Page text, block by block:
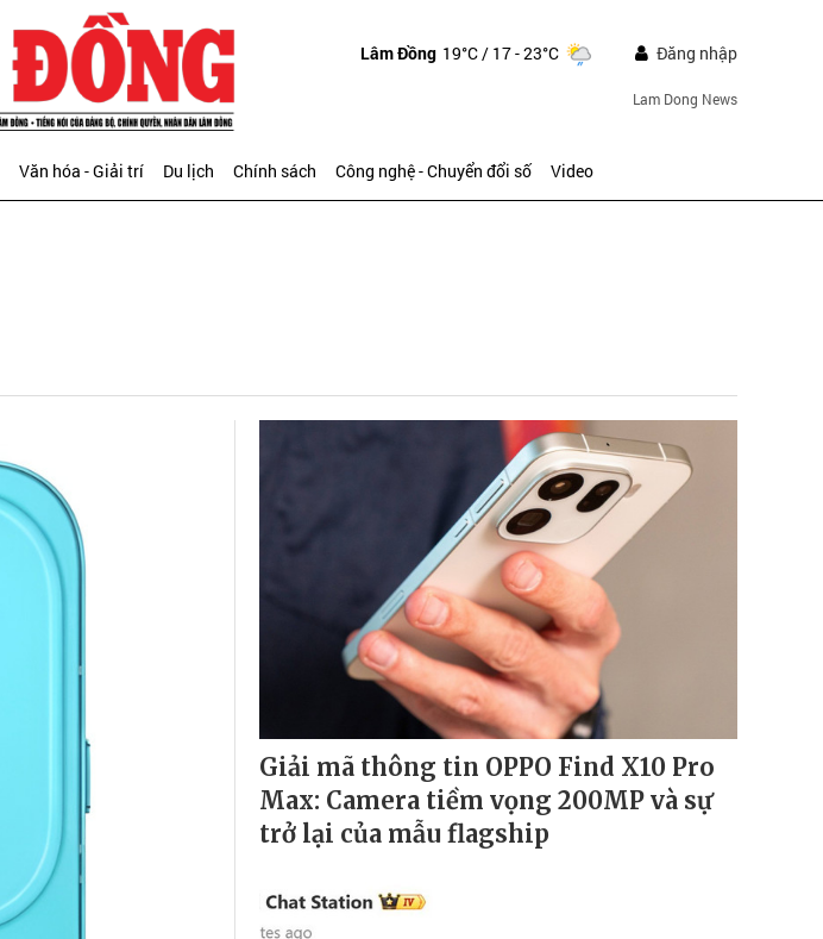
Lâm Đồng 19°C/ 17 - 23°C Đăng nhập
Lam Dong News
Văn hóa - Giải trí Du lịch Chính sách Công nghệ - Chuyển đổi số Video
Giải mã thông tin OPPO Find X10 Pro
Max: Camera tiềm vọng 200MP và sự
trở lại của mẫu flagship